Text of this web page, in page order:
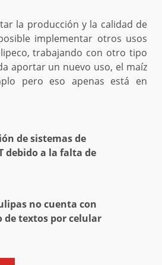
la producción y la calidad de
implementar otros usos
trabajando con otro tipo
aportar un nuevo uso, el maíz
pero eso apenas está en
de sistemas de
debido a la falta de
no cuenta con
de textos por celular